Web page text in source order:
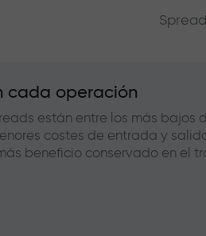
cada operación
están entre los más bajos
costes de entrada y
beneficio conservado en el